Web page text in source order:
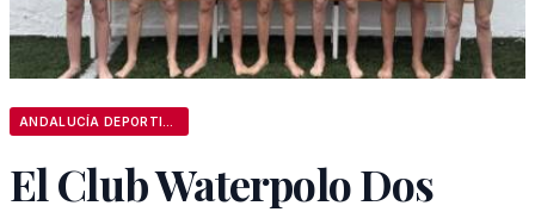
El Club Waterpolo Dos